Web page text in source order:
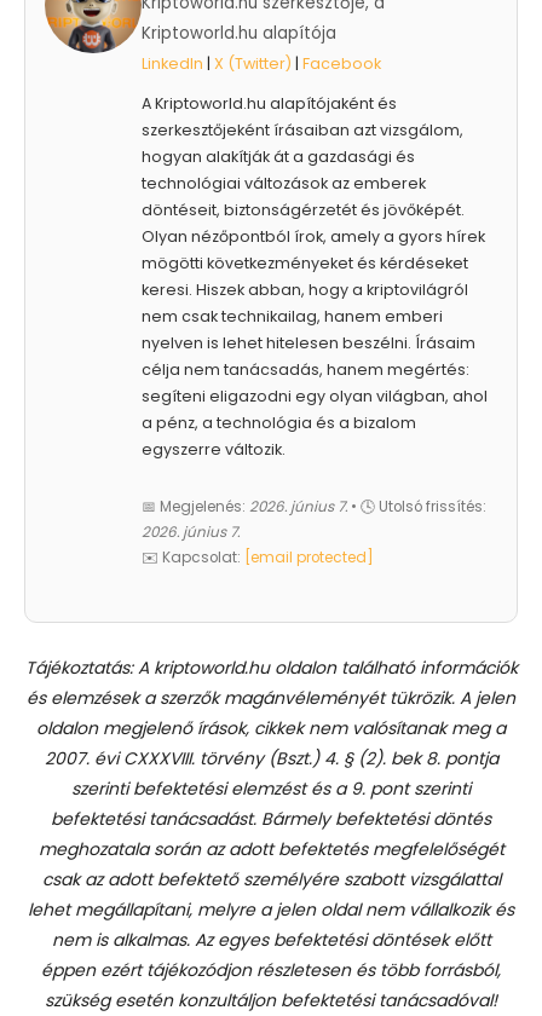
Kriptoworld.hu alapítója
LinkedIn | X (Twitter) | Facebook
A Kriptoworld.hu alapítójaként és
szerkesztőjeként írásaiban azt vizsgálom,
hogyan alakítják át a gazdasági és
technológiai változások az emberek
döntéseit, biztonságérzetét és jövőképét.
Olyan nézőpontból írok, amely a gyors hírek
mögötti következményeket és kérdéseket
keresi. Hiszek abban, hogy a kriptovilágról
nem csak technikailag, hanem emberi
nyelven is lehet hitelesen beszélni. Írásaim
célja nem tanácsadás, hanem megértés:
segíteni eligazodni egy olyan világban, ahol
a pénz, a technológia és a bizalom
egyszerre változik.
📅 Megjelenés: 2026. június 7. • 🕓 Utolsó frissítés:
2026. június 7.
✉️ Kapcsolat:
[email protected]
Tájékoztatás: A kriptoworld.hu oldalon található információk
és elemzések a szerzők magánvéleményét tükrözik. A jelen
oldalon megjelenő írások, cikkek nem valósítanak meg a
2007. évi CXXXVIII. törvény (Bszt.) 4. § (2). bek 8. pontja
szerinti befektetési elemzést és a 9. pont szerinti
befektetési tanácsadást. Bármely befektetési döntés
meghozatala során az adott befektetés megfelelőségét
csak az adott befektető személyére szabott vizsgálattal
lehet megállapítani, melyre a jelen oldal nem vállalkozik és
nem is alkalmas. Az egyes befektetési döntések előtt
éppen ezért tájékozódjon részletesen és több forrásból,
szükség esetén konzultáljon befektetési tanácsadóval!